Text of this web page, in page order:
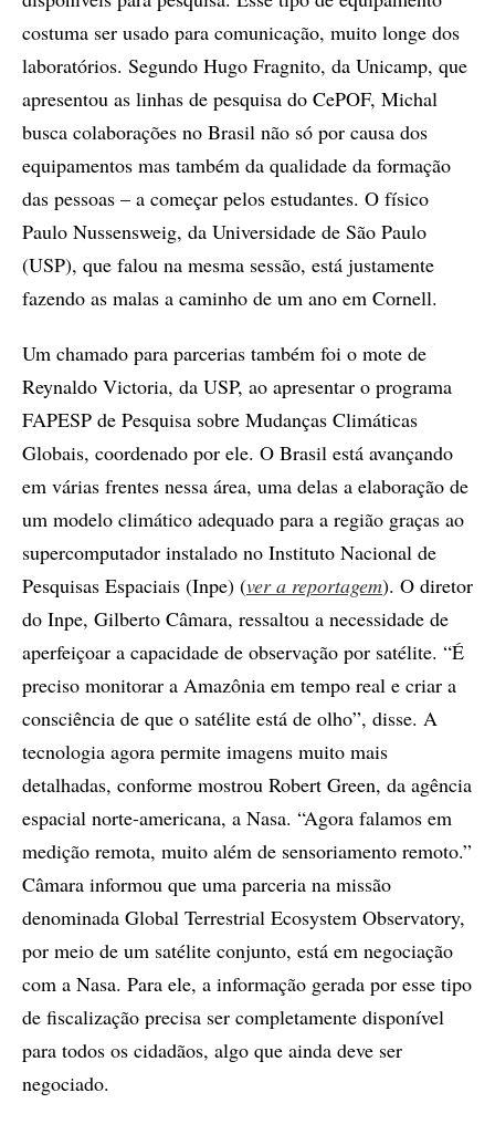
costuma ser usado para comunicação, muito longe dos
laboratórios. Segundo Hugo Fragnito, da Unicamp, que
apresentou as linhas de pesquisa do CePOF, Michal
busca colaborações no Brasil não só por causa dos
equipamentos mas também da qualidade da formação
das pessoas – a começar pelos estudantes. O físico
Paulo Nussensweig, da Universidade de São Paulo
(USP), que falou na mesma sessão, está justamente
fazendo as malas a caminho de um ano em Cornell.
Um chamado para parcerias também foi o mote de
Reynaldo Victoria, da USP, ao apresentar o programa
FAPESP de Pesquisa sobre Mudanças Climáticas
Globais, coordenado por ele. O Brasil está avançando
em várias frentes nessa área, uma delas a elaboração de
um modelo climático adequado para a região graças ao
supercomputador instalado no Instituto Nacional de
Pesquisas Espaciais (Inpe) (ver a reportagem). O diretor
do Inpe, Gilberto Câmara, ressaltou a necessidade de
aperfeiçoar a capacidade de observação por satélite. “É
preciso monitorar a Amazônia em tempo real e criar a
consciência de que o satélite está de olho”, disse. A
tecnologia agora permite imagens muito mais
detalhadas, conforme mostrou Robert Green, da agência
espacial norte-americana, a Nasa. “Agora falamos em
medição remota, muito além de sensoriamento remoto.”
Câmara informou que uma parceria na missão
denominada Global Terrestrial Ecosystem Observatory,
por meio de um satélite conjunto, está em negociação
com a Nasa. Para ele, a informação gerada por esse tipo
de fiscalização precisa ser completamente disponível
para todos os cidadãos, algo que ainda deve ser
negociado.